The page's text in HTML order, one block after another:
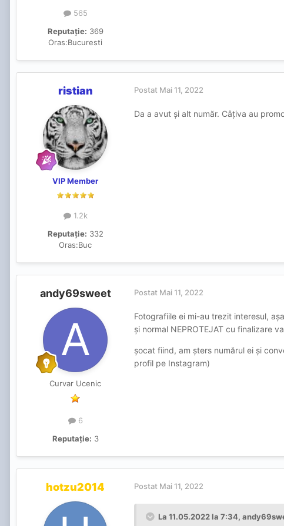
565
Reputație: 369
Oras:Bucuresti
ristian
VIP Member
1.2k
Reputație: 332
Oras:Buc
Postat Mai 11, 2022
Da a avut și alt număr. Câțiva au
andy69sweet
Curvar Ucenic
6
Reputație: 3
Postat Mai 11, 2022
Fotografiile ei mi-au trezit interesul,
și normal NEPROTEJAT cu finalizare
șocat fiind, am șters numărul ei și
profil pe Instagram)
hotzu2014 Postat Mai 11, 2022
La 11.05.2022 la 7:34,